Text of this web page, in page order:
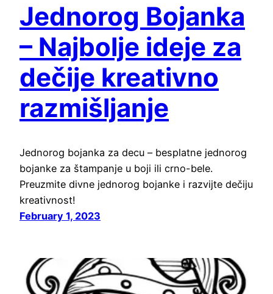
Jednorog Bojanka
– Najbolje ideje za
dečije kreativno
razmišljanje
Jednorog bojanka za decu – besplatne jednorog
bojanke za štampanje u boji ili crno-bele.
Preuzmite divne jednorog bojanke i razvijte dečiju
kreativnost!
February 1, 2023